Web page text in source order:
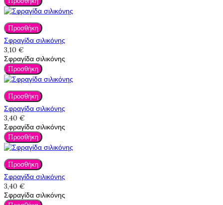
Προσθήκη
Σφραγίδα σιλικόνης
3,10 €
Σφραγίδα σιλικόνης
Προσθήκη
Προσθήκη
Σφραγίδα σιλικόνης
3,40 €
Σφραγίδα σιλικόνης
Προσθήκη
Προσθήκη
Σφραγίδα σιλικόνης
3,40 €
Σφραγίδα σιλικόνης